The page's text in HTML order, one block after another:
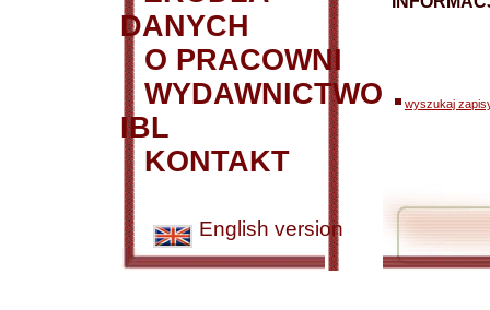
DANYCH
O PRACOWNI
WYDAWNICTWO
IBL
KONTAKT
English version
wyszukaj